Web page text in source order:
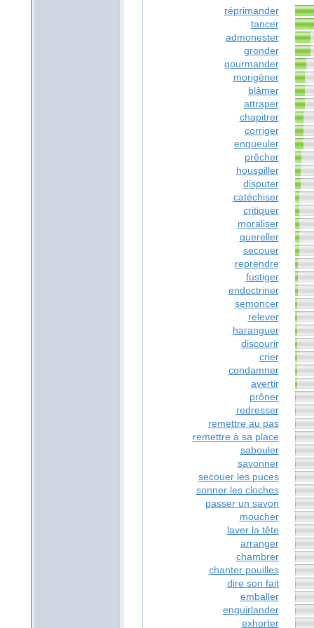
réprimander
tancer
admonester
gronder
gourmander
morigéner
blâmer
attraper
chapitrer
corriger
engueuler
prêcher
houspiller
disputer
catéchiser
critiquer
moraliser
quereller
secouer
reprendre
fustiger
endoctriner
semoncer
relever
haranguer
discourir
crier
condamner
avertir
prôner
redresser
remettre au pas
remettre à sa place
sabouler
savonner
secouer les puces
sonner les cloches
passer un savon
moucher
laver la tête
arranger
chambrer
chanter pouilles
dire son fait
emballer
enguirlander
exhorter